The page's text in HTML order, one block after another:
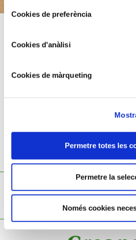
Cookies de preferència
Cookies d'anàlisi
Cookies de màrqueting
Permetre totes les
Permetre la
Només cookies
Carbó i llapis sobre paper
Francesc Serra Castellet,
TAMBÉ ET POT